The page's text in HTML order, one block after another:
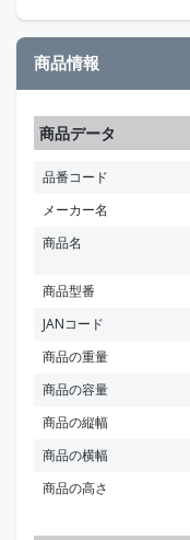
商品情報
商品データ
品番コード
メーカー名
商品名
商品型番
JANコード
商品の重量
商品の容量
商品の縦幅
商品の横幅
商品の高さ